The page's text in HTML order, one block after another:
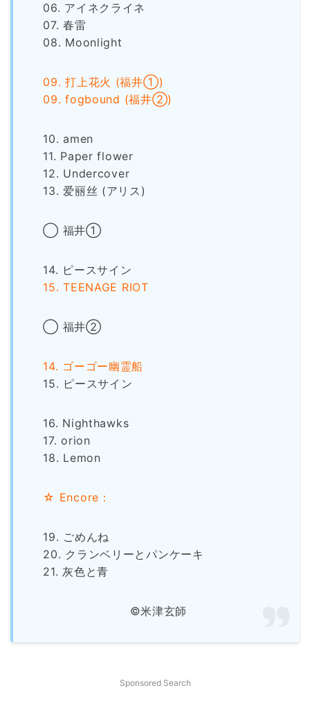
06. アイネクライネ
07. 春雷
08. Moonlight
09. 打上花火 (福井①)
09. fogbound (福井②)
10. amen
11. Paper flower
12. Undercover
13. 爱丽丝 (アリス)
◯ 福井①
14. ピースサイン
15. TEENAGE RIOT
◯ 福井②
14. ゴーゴー幽霊船
15. ピースサイン
16. Nighthawks
17. orion
18. Lemon
☆ Encore：
19. ごめんね
20. クランベリーとパンケーキ
21. 灰色と青
©米津玄師
Sponsored Search